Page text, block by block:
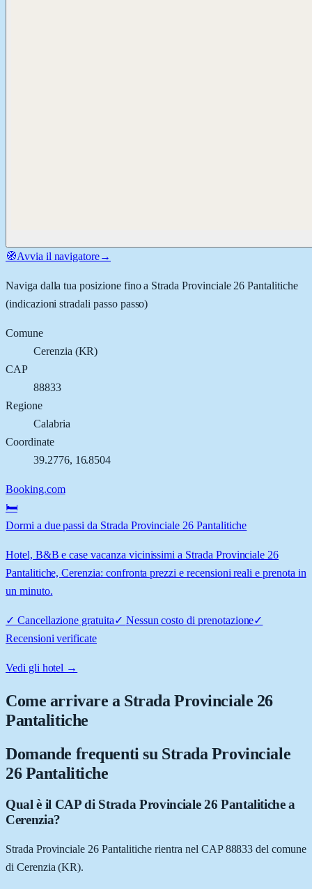
🧭Avvia il navigatore→
Naviga dalla tua posizione fino a Strada Provinciale 26 Pantalitiche
(indicazioni stradali passo passo)
Comune
Cerenzia (KR)
CAP
88833
Regione
Calabria
Coordinate
39.2776, 16.8504
Booking.com
🛏️
Dormi a due passi da Strada Provinciale 26 Pantalitiche
Hotel, B&B e case vacanza vicinissimi a Strada Provinciale 26
Pantalitiche, Cerenzia: confronta prezzi e recensioni reali e prenota in
un minuto.
✓ Cancellazione gratuita✓ Nessun costo di prenotazione✓
Recensioni verificate
Vedi gli hotel →
Come arrivare a Strada Provinciale 26
Pantalitiche
Domande frequenti su Strada Provinciale
26 Pantalitiche
Qual è il CAP di Strada Provinciale 26 Pantalitiche a
Cerenzia?
Strada Provinciale 26 Pantalitiche rientra nel CAP 88833 del comune
di Cerenzia (KR).